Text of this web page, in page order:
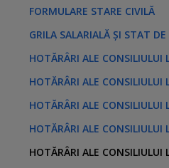
FORMULARE STARE CIVILĂ
GRILA SALARIALĂ ȘI STAT
HOTĂRÂRI ALE CONSILIULUI
HOTĂRÂRI ALE CONSILIULUI
HOTĂRÂRI ALE CONSILIULUI
HOTĂRÂRI ALE CONSILIULUI
HOTĂRÂRI ALE CONSILIULUI